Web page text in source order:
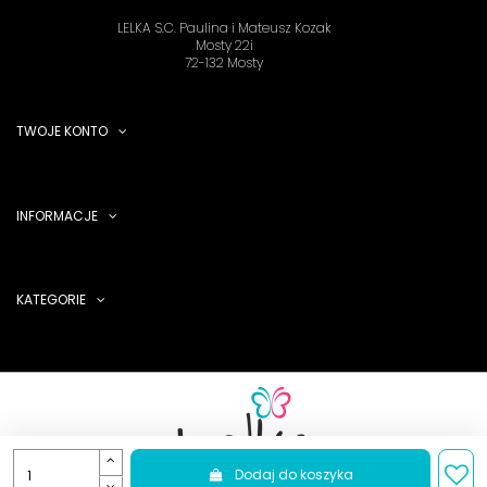
Dodaj do koszyka
LELKA S.C. Paulina i Mateusz Kozak
Mosty 22i
72-132 Mosty
TWOJE KONTO
INFORMACJE
KATEGORIE